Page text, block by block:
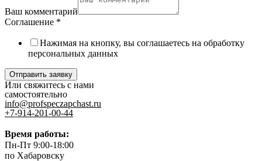
Ваш комментарий
Соглашение *
Нажимая на кнопку, вы соглашаетесь на обработку
персональных данных
Отправить заявку
Или свяжитесь с нами
самостоятельно
info@profspeczapchast.ru
+7-914-201-00-44
Время работы:
Пн-Пт 9:00-18:00
по Хабаровску